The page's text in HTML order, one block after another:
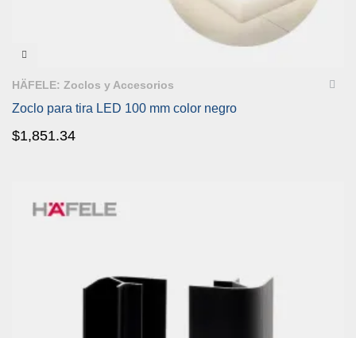
HÄFELE: Zoclos y Accesorios
Zoclo para tira LED 100 mm color negro
$1,851.34